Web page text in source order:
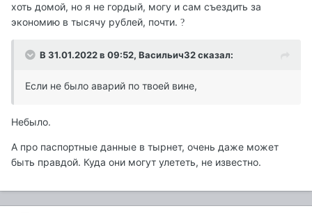
хоть домой, но я не гордый, могу и сам съездить за
экономию в тысячу рублей, почти. ?
В 31.01.2022 в 09:52, Васильич32сказал:
Если не было аварий по твоей вине,
Небыло.
А про паспортные данные в тырнет, очень даже может
быть правдой. Куда они могут улететь, не известно.